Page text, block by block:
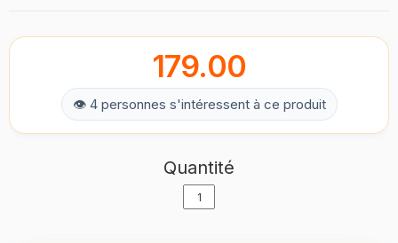
179.00
👁 4 personnes s'intéressent à ce produit
Quantité